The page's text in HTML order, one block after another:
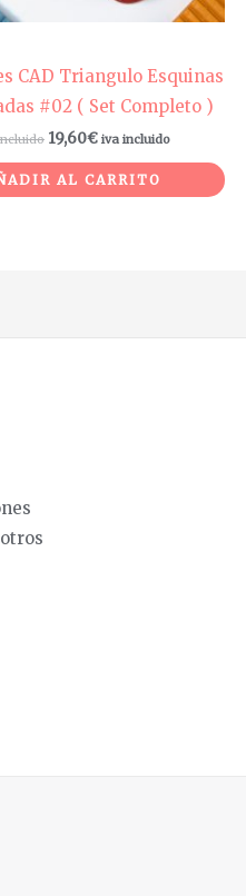
CAD Triangulo Esquinas
#02 ( Set Completo )
19,60€ iva incluido
AL CARRITO